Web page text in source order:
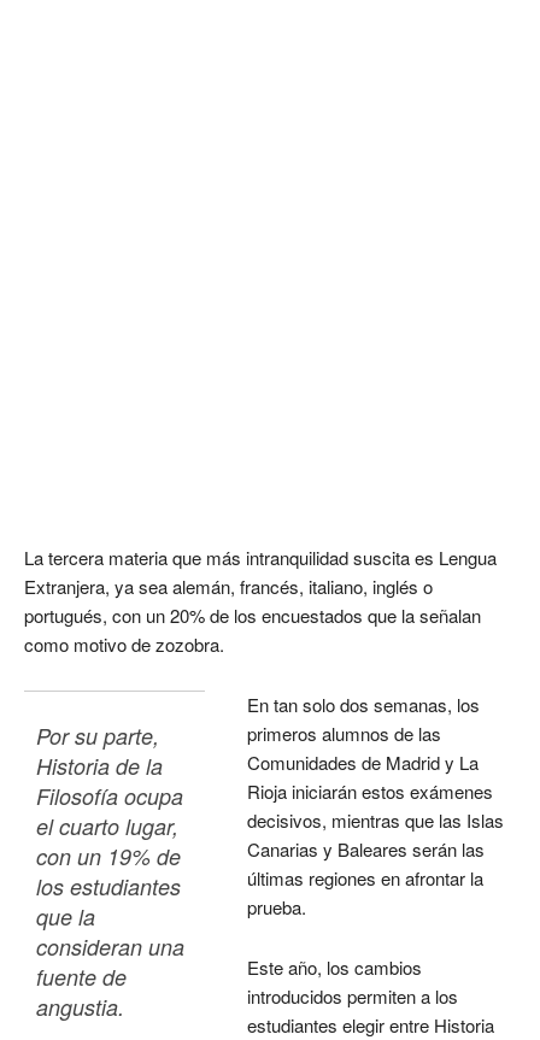
La tercera materia que más intranquilidad suscita es Lengua
Extranjera, ya sea alemán, francés, italiano, inglés o
portugués, con un 20% de los encuestados que la señalan
como motivo de zozobra.
Por su parte,
Historia de la
Filosofía ocupa
el cuarto lugar,
con un 19% de
los estudiantes
que la
consideran una
fuente de
angustia.
En tan solo dos semanas, los
primeros alumnos de las
Comunidades de Madrid y La
Rioja iniciarán estos exámenes
decisivos, mientras que las Islas
Canarias y Baleares serán las
últimas regiones en afrontar la
prueba.
Este año, los cambios
introducidos permiten a los
estudiantes elegir entre Historia